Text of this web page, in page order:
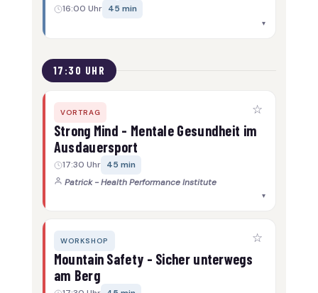
16:00 Uhr 45 min
▾
17:30 UHR
VORTRAG ☆
Strong Mind - Mentale Gesundheit im
Ausdauersport
17:30 Uhr 45 min
Patrick - Health Performance Institute
▾
WORKSHOP ☆
Mountain Safety - Sicher unterwegs
am Berg